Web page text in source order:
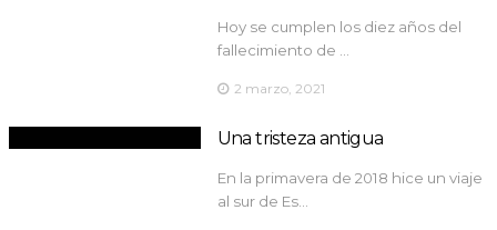
Hoy se cumplen los diez años del
fallecimiento de …
2 marzo, 2021
Una tristeza antigua
En la primavera de 2018 hice un viaje
al sur de Es…